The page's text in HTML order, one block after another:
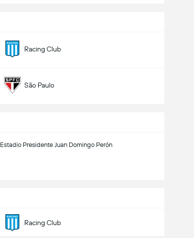
Racing Club
São Paulo
Racing Club
Estadio Presidente Juan Domingo Perón